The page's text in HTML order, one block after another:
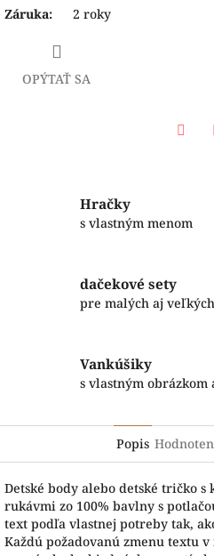
Záruka: 2 roky
OPÝTAŤ SA
Hračky
s vlastným menom
dačekové sety
pre malých aj veľkých
Vankúšiky
s vlastným obrázkom
Popis
Detské body alebo detské tričko
rukávmi zo 100% bavlny s
text podľa vlastnej potreby tak,
Každú požadovanú zmenu textu